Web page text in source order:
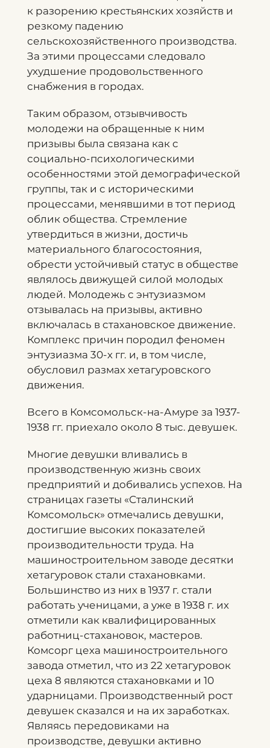
к разорению крестьянских хозяйств и
резкому падению
сельскохозяйственного производства.
За этими процессами следовало
ухудшение продовольственного
снабжения в городах.
Таким образом, отзывчивость
молодежи на обращенные к ним
призывы была связана как с
социально-психологическими
особенностями этой демографической
группы, так и с историческими
процессами, менявшими в тот период
облик общества. Стремление
утвердиться в жизни, достичь
материального благосостояния,
обрести устойчивый статус в обществе
являлось движущей силой молодых
людей. Молодежь с энтузиазмом
отзывалась на призывы, активно
включалась в стахановское движение.
Комплекс причин породил феномен
энтузиазма 30-х гг. и, в том числе,
обусловил размах хетагуровского
движения.
Всего в Комсомольск-на-Амуре за 1937-
1938 гг. приехало около 8 тыс. девушек.
Многие девушки вливались в
производственную жизнь своих
предприятий и добивались успехов. На
страницах газеты «Сталинский
Комсомольск» отмечались девушки,
достигшие высоких показателей
производительности труда. На
машиностроительном заводе десятки
хетагуровок стали стахановками.
Большинство из них в 1937 г. стали
работать ученицами, а уже в 1938 г. их
отметили как квалифицированных
работниц-стахановок, мастеров.
Комсорг цеха машиностроительного
завода отметил, что из 22 хетагуровок
цеха 8 являются стахановками и 10
ударницами. Производственный рост
девушек сказался и на их заработках.
Являясь передовиками на
производстве, девушки активно